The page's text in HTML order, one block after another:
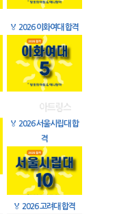
🏅 2026 이화여대 합격
🏅 2026 서울시립대 합
격
🏅 2026 고려대 합격